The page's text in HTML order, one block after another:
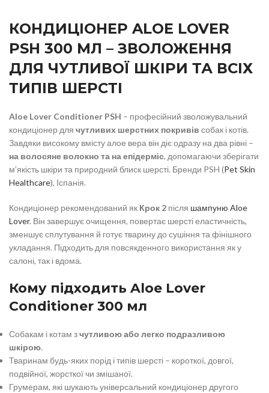
КОНДИЦІОНЕР ALOE LOVER
PSH 300 МЛ – ЗВОЛОЖЕННЯ
ДЛЯ ЧУТЛИВОЇ ШКІРИ ТА ВСІХ
ТИПІВ ШЕРСТІ
Aloe Lover Conditioner PSH – професійний зволожувальний
кондиціонер для чутливих шерстних покривів собак і котів.
Завдяки високому вмісту алое вера він діє одразу на два рівні –
на волосяне волокно та на епідерміс, допомагаючи зберігати
м’якість шкіри та природний блиск шерсті. Бренди PSH (Pet Skin
Healthcare), Іспанія.
Кондиціонер рекомендований як Крок 2 після шампуню Aloe
Lover. Він завершує очищення, повертає шерсті еластичність,
зменшує сплутування й готує тварину до сушіння та фінішного
укладання. Підходить для повсякденного використання як у
салоні, так і вдома.
Кому підходить Aloe Lover
Conditioner 300 мл
Собакам і котам зчутливою або легко подразливою
шкірою.
Тваринам будь-яких порід і типів шерсті – короткої, довгої,
подвійної, жорсткої чи змішаної.
Грумерам, які шукають універсальний кондиціонер другого